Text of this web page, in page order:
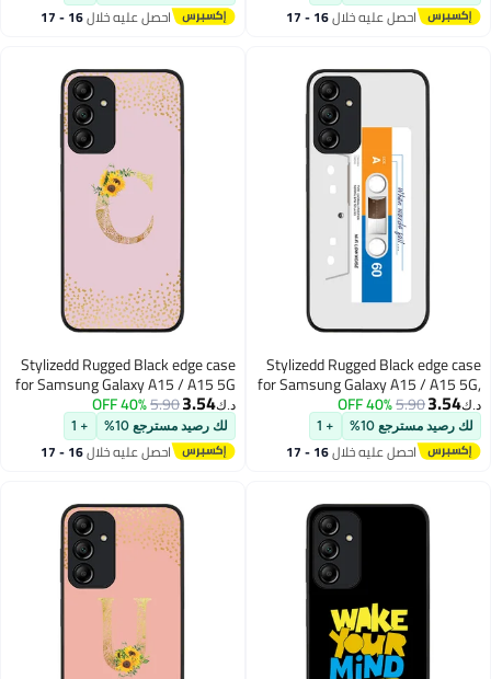
Print احصل عليه خلال 16 - 17
Heart Lovesاحصل عليه خلال 16 - 17
Stylizedd Rugged Black edge case
for Samsung Galaxy A15 / A15 5G,
Slim fit Soft Case Flexible Thin
Cover- When Words Fail (White
Tape)
د.ك‏3.54
5.90
40% OFF
لك رصيد مسترجع 10% + 1
احصل عليه خلال 16 - 17
Stylizedd Rugged Black edge case
for Samsung Galaxy A15 / A15 5G
Case Cover- Custom Monogram
Initial Letter Floral Pattern
Alphabet-C (Pink )
د.ك‏3.54
5.90
40% OFF
لك رصيد مسترجع 10% + 1
احصل عليه خلال 16 - 17